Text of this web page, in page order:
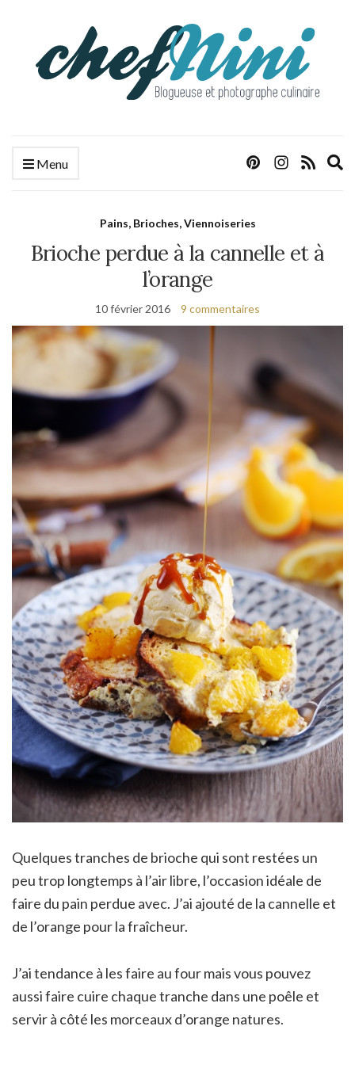
Menu
Pains, Brioches, Viennoiseries
Brioche perdue à la cannelle et à
l’orange
10 février 2016 9 commentaires
Quelques tranches de brioche qui sont restées un
peu trop longtemps à l’air libre, l’occasion idéale de
faire du pain perdue avec. J’ai ajouté de la cannelle et
de l’orange pour la fraîcheur.
J’ai tendance à les faire au four mais vous pouvez
aussi faire cuire chaque tranche dans une poêle et
servir à côté les morceaux d’orange natures.